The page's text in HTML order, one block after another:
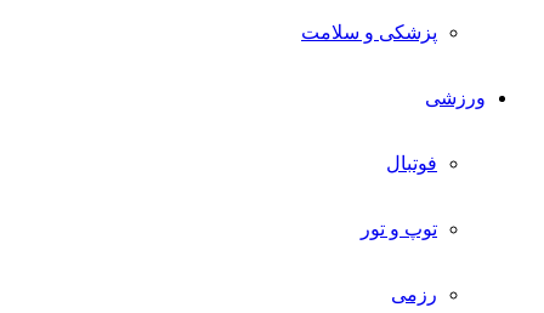
پزشکی و سلامت
ورزشی
فوتبال
توپ و تور
رزمی